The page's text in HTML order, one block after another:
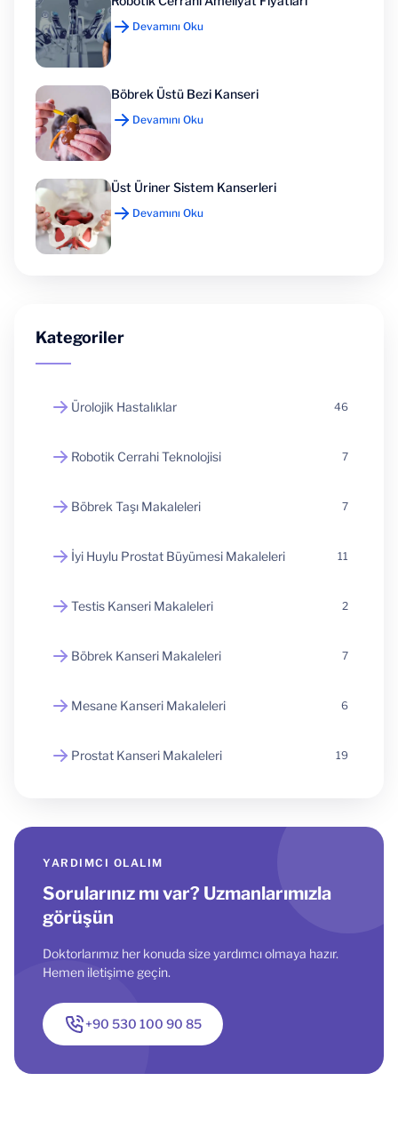
Devamını Oku
Böbrek Üstü Bezi Kanseri
Devamını Oku
Üst Üriner Sistem Kanserleri
Devamını Oku
Kategoriler
Ürolojik Hastalıklar 46
Robotik Cerrahi Teknolojisi 7
Böbrek Taşı Makaleleri 7
İyi Huylu Prostat Büyümesi Makaleleri 11
Testis Kanseri Makaleleri 2
Böbrek Kanseri Makaleleri 7
Mesane Kanseri Makaleleri 6
Prostat Kanseri Makaleleri 19
YARDIMCI OLALIM
Sorularınız mı var? Uzmanlarımızla
görüşün
Doktorlarımız her konuda size yardımcı olmaya hazır.
Hemen iletişime geçin.
+90 530 100 90 85